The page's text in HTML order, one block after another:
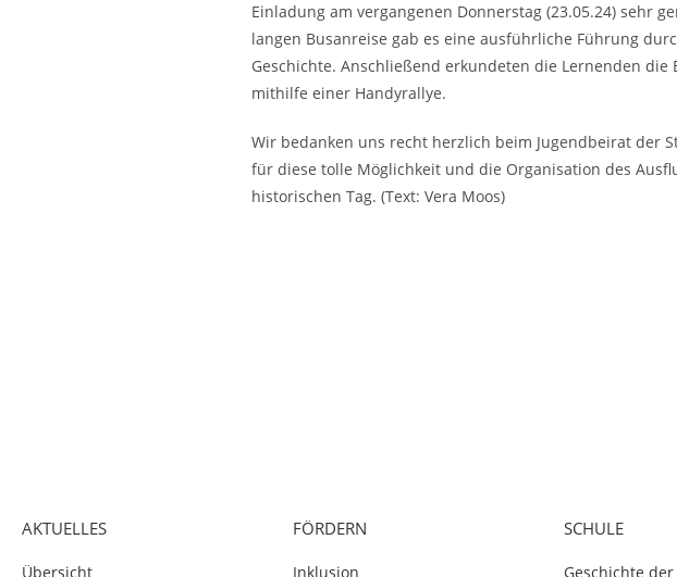
Einladung am vergangenen Donnerstag (23.05.24) sehr
langen Busanreise gab es eine ausführliche Führung
Geschichte. Anschließend erkundeten die Lernenden die
mithilfe einer Handyrallye.
Wir bedanken uns recht herzlich beim Jugendbeirat der
für diese tolle Möglichkeit und die Organisation des
historischen Tag. (Text: Vera Moos)
AKTUELLES FÖRDERN SCHULE
Übersicht Inklusion Geschichte der